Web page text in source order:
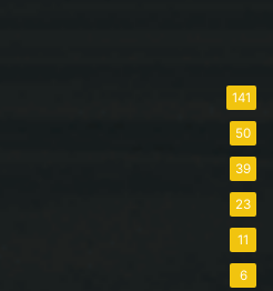
141
50
39
23
11
6